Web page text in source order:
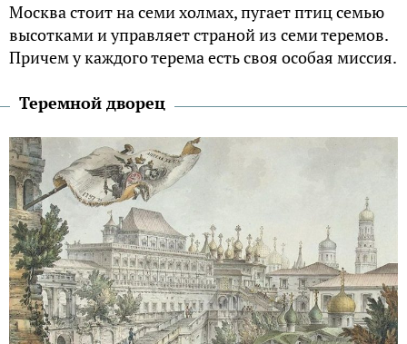
Москва стоит на семи холмах, пугает птиц семью
высотками и управляет страной из семи теремов.
Причем у каждого терема есть своя особая миссия.
Теремной дворец